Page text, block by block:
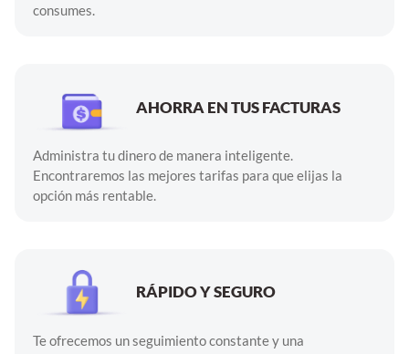
consumes.
AHORRA EN TUS FACTURAS
Administra tu dinero de manera inteligente.
Encontraremos las mejores tarifas para que elijas la
opción más rentable.
RÁPIDO Y SEGURO
Te ofrecemos un seguimiento constante y una